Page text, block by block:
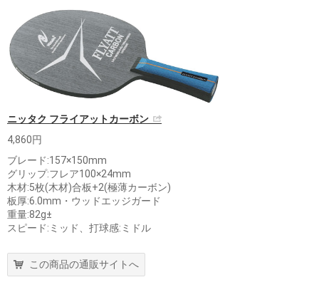
ニッタク フライアットカーボン
4,860円
ブレード:157×150mm
グリップ:フレア100×24mm
木材:5枚(木材)合板+2(極薄カーボン)
板厚:6.0mm・ウッドエッジガード
重量:82g±
スピード:ミッド、打球感:ミドル
この商品の通販サイトへ